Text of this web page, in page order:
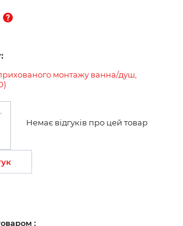
монтажу ваннa/душ,
Немає відгуків про цей товар
: